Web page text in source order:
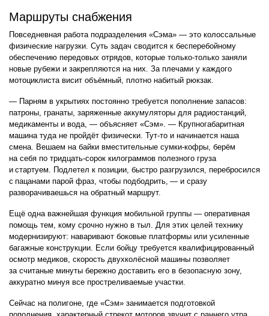
Маршруты снабжения
Повседневная работа подразделения «Сэма» — это колоссальные
физические нагрузки. Суть задач сводится к бесперебойному
обеспечению передовых отрядов, которые только-только заняли
новые рубежи и закрепляются на них. За плечами у каждого
мотоциклиста висит объёмный, плотно набитый рюкзак.
— Парням в укрытиях постоянно требуется пополнение запасов:
патроны, гранаты, заряженные аккумуляторы для радиостанций,
медикаменты и вода, — объясняет «Сэм». — Крупногабаритная
машина туда не пройдёт физически. Тут-то и начинается наша
смена. Вешаем на байки вместительные сумки-кофры, берём
на себя по тридцать-сорок килограммов полезного груза
и стартуем. Подлетел к позиции, быстро разгрузился, перебросился
с пацанами парой фраз, чтобы подбодрить, — и сразу
разворачиваешься на обратный маршрут.
Ещё одна важнейшая функция мобильной группы — оперативная
помощь тем, кому срочно нужно в тыл. Для этих целей технику
модернизируют: наваривают боковые платформы или усиленные
багажные конструкции. Если бойцу требуется квалифицированный
осмотр медиков, скорость двухколёсной машины позволяет
за считаные минуты бережно доставить его в безопасную зону,
аккуратно минуя все простреливаемые участки.
Сейчас на полигоне, где «Сэм» занимается подготовкой